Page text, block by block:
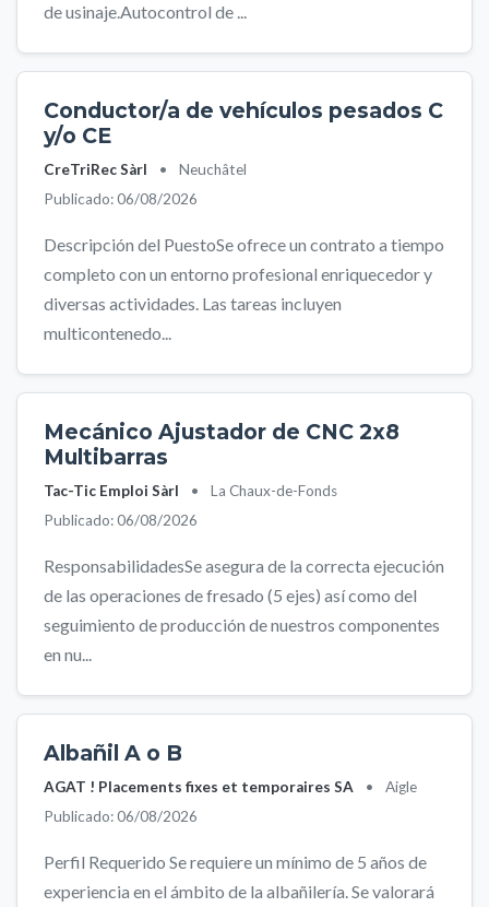
de usinaje.Autocontrol de ...
Conductor/a de vehículos pesados C
y/o CE
CreTriRec Sàrl •
Neuchâtel
Publicado: 06/08/2026
Descripción del PuestoSe ofrece un contrato a tiempo
completo con un entorno profesional enriquecedor y
diversas actividades. Las tareas incluyen
multicontenedo...
Mecánico Ajustador de CNC 2x8
Multibarras
Tac-Tic Emploi Sàrl •
La Chaux-de-Fonds
Publicado: 06/08/2026
ResponsabilidadesSe asegura de la correcta ejecución
de las operaciones de fresado (5 ejes) así como del
seguimiento de producción de nuestros componentes
en nu...
Albañil A o B
AGAT ! Placements fixes et temporaires SA •
Aigle
Publicado: 06/08/2026
Perfil Requerido Se requiere un mínimo de 5 años de
experiencia en el ámbito de la albañilería. Se valorará